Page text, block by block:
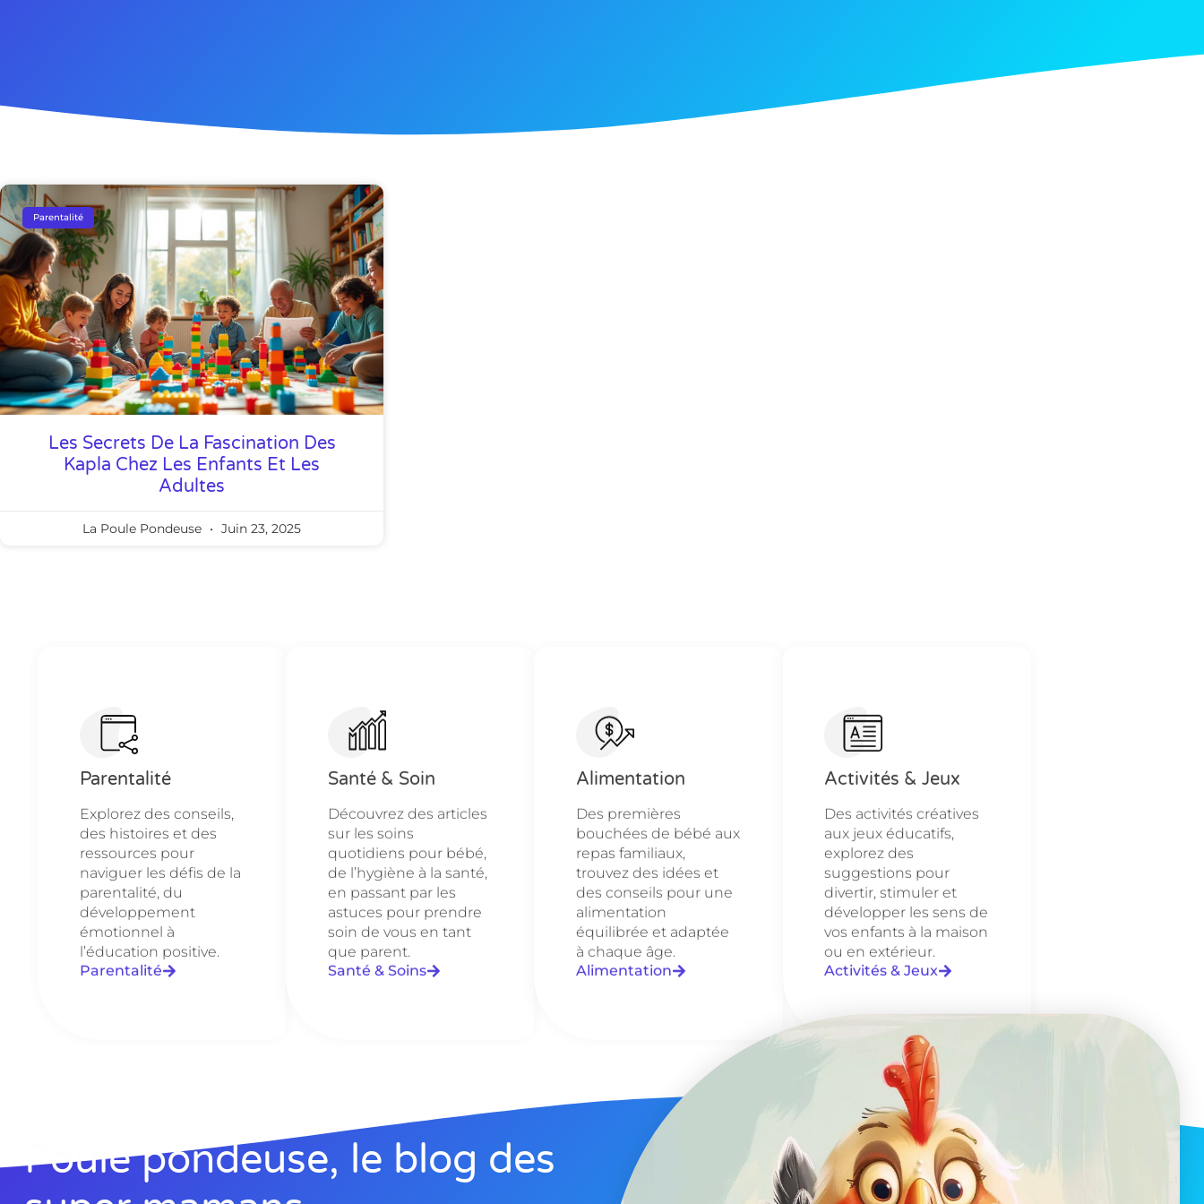
Parentalité
Les Secrets De La Fascination Des
Kapla Chez Les Enfants Et Les
Adultes
La Poule Pondeuse Juin 23, 2025
Parentalité
Explorez des conseils,
des histoires et des
ressources pour
naviguer les défis de la
parentalité, du
développement
émotionnel à
l’éducation positive.
Parentalité
Santé & Soin
Découvrez des articles
sur les soins
quotidiens pour bébé,
de l’hygiène à la santé,
en passant par les
astuces pour prendre
soin de vous en tant
que parent.
Santé & Soins
Alimentation
Des premières
bouchées de bébé aux
repas familiaux,
trouvez des idées et
des conseils pour une
alimentation
équilibrée et adaptée
à chaque âge.
Alimentation
Activités & Jeux
Des activités créatives
aux jeux éducatifs,
explorez des
suggestions pour
divertir, stimuler et
développer les sens de
vos enfants à la maison
ou en extérieur.
Activités & Jeux
Poule pondeuse, le blog des